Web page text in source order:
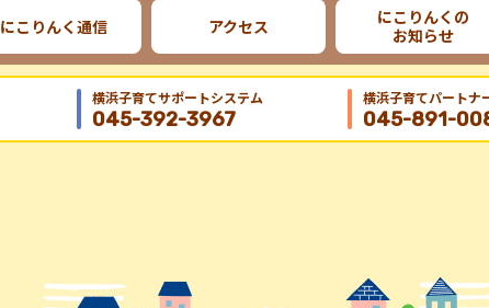
にこりんく通信 アクセス
にこりんくの
お知らせ
横浜子育てサポートシステム
045-392-3967
横浜子育てパートナ
045-891-